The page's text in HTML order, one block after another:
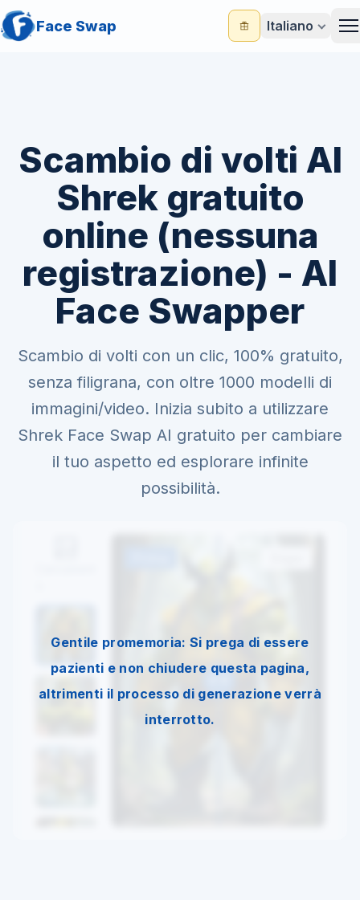
Face Swap Italiano
Scambio di volti AI
Shrek gratuito
online (nessuna
registrazione) - AI
Face Swapper
Scambio di volti con un clic, 100% gratuito,
senza filigrana, con oltre 1000 modelli di
immagini/video. Inizia subito a utilizzare
Shrek Face Swap AI gratuito per cambiare
il tuo aspetto ed esplorare infinite
possibilità.
Gentile promemoria: Si prega di essere
pazienti e non chiudere questa pagina,
altrimenti il processo di generazione verrà
interrotto.